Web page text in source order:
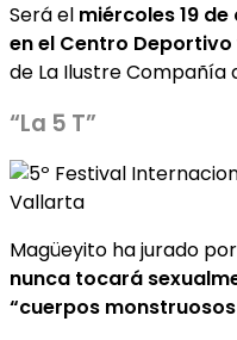
Será el miércoles 19
en el Centro Deportivo
de La Ilustre Compañía
“La 5 T”
Magüeyito ha jurado
nunca tocará
“cuerpos